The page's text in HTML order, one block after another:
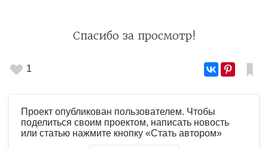
Спасибо за просмотр!
1
Проект опубликован пользователем. Чтобы
поделиться своим проектом, написать новость
или статью нажмите кнопку «Стать автором»